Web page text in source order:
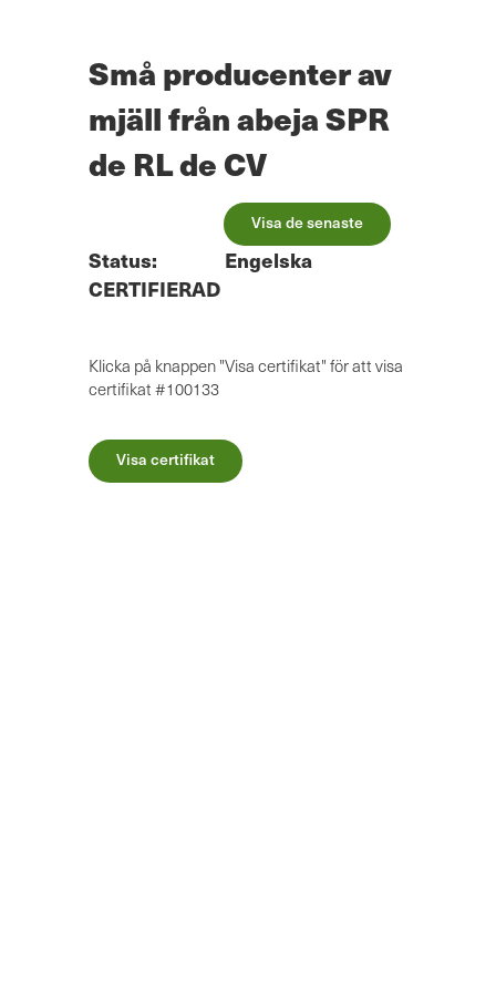
Små producenter av
mjäll från abeja SPR
de RL de CV
Visa de senaste
Status:
CERTIFIERAD
Engelska
Klicka på knappen "Visa certifikat" för att visa
certifikat #100133
Visa certifikat